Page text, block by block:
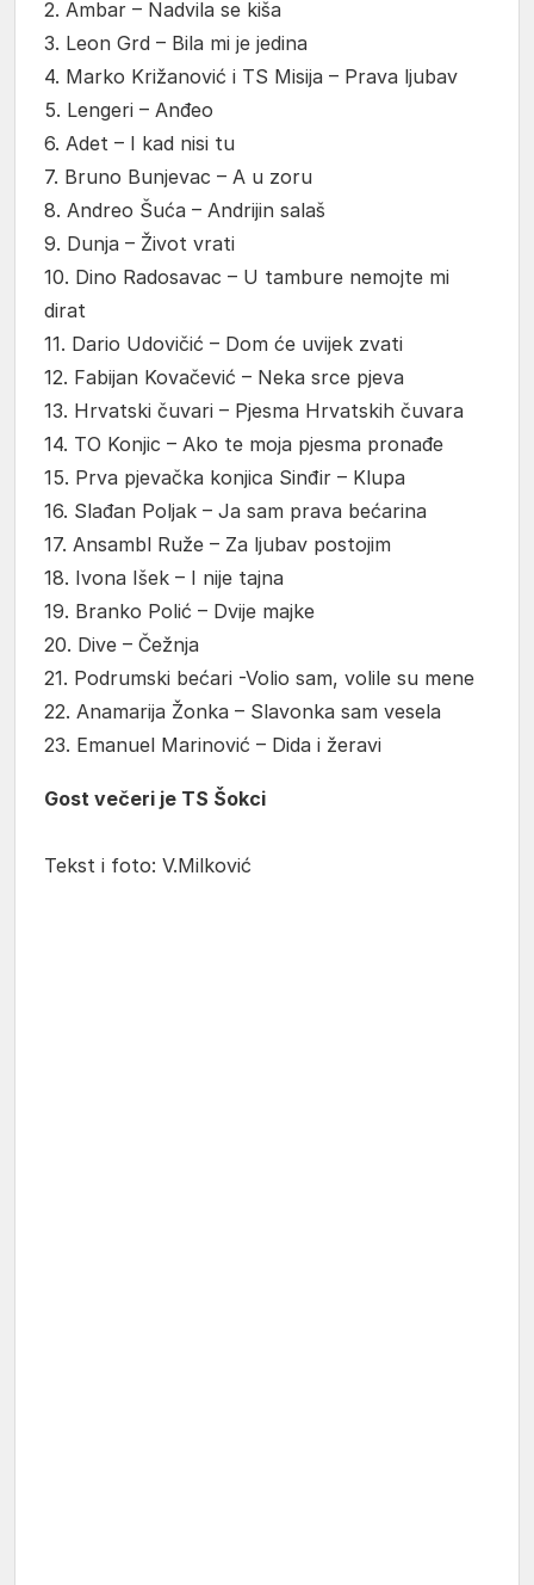
2. Ambar – Nadvila se kiša
3. Leon Grd – Bila mi je jedina
4. Marko Križanović i TS Misija – Prava ljubav
5. Lengeri – Anđeo
6. Adet – I kad nisi tu
7. Bruno Bunjevac – A u zoru
8. Andreo Šuća – Andrijin salaš
9. Dunja – Život vrati
10. Dino Radosavac – U tambure nemojte mi
dirat
11. Dario Udovičić – Dom će uvijek zvati
12. Fabijan Kovačević – Neka srce pjeva
13. Hrvatski čuvari – Pjesma Hrvatskih čuvara
14. TO Konjic – Ako te moja pjesma pronađe
15. Prva pjevačka konjica Sinđir – Klupa
16. Slađan Poljak – Ja sam prava bećarina
17. Ansambl Ruže – Za ljubav postojim
18. Ivona Išek – I nije tajna
19. Branko Polić – Dvije majke
20. Dive – Čežnja
21. Podrumski bećari -Volio sam, volile su mene
22. Anamarija Žonka – Slavonka sam vesela
23. Emanuel Marinović – Dida i žeravi
Gost večeri je TS Šokci
Tekst i foto: V.Milković